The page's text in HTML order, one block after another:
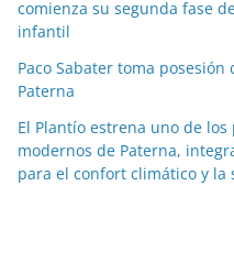
e
s
e
comienza su segunda fase
infantil
Paco Sabater toma posesión
Paterna
El Plantío estrena uno de
modernos de Paterna,
para el confort climático y la